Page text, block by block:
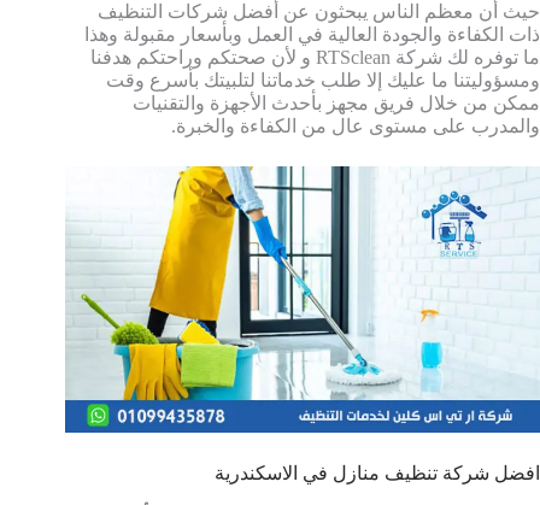
حيث أن معظم الناس يبحثون عن أفضل شركات التنظيف
ذات الكفاءة والجودة العالية في العمل وبأسعار مقبولة وهذا
ما توفره لك شركة RTSclean و لأن صحتكم وراحتكم هدفنا
ومسؤوليتنا ما عليك إلا طلب خدماتنا لتلبيتك بأسرع وقت
ممكن من خلال فريق مجهز بأحدث الأجهزة والتقنيات
والمدرب على مستوى عال من الكفاءة والخبرة.
افضل شركة تنظيف منازل في الاسكندرية